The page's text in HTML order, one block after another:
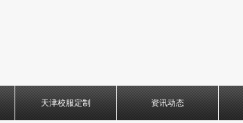
天津校服定制 资讯动态